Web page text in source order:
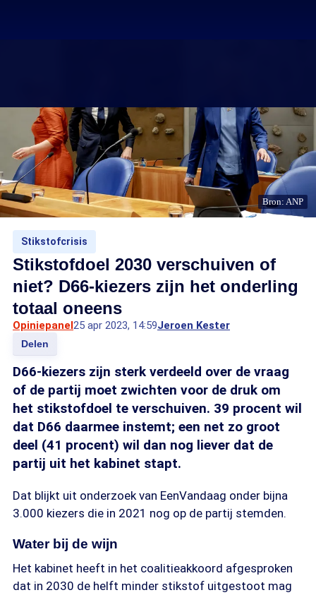
Bron: ANP
Stikstofcrisis
Stikstofdoel 2030 verschuiven of
niet? D66-kiezers zijn het onderling
totaal oneens
Opiniepanel25 apr 2023, 14:59Jeroen Kester
Delen
D66-kiezers zijn sterk verdeeld over de vraag
of de partij moet zwichten voor de druk om
het stikstofdoel te verschuiven. 39 procent wil
dat D66 daarmee instemt; een net zo groot
deel (41 procent) wil dan nog liever dat de
partij uit het kabinet stapt.
Dat blijkt uit onderzoek van EenVandaag onder bijna
3.000 kiezers die in 2021 nog op de partij stemden.
Water bij de wijn
Het kabinet heeft in het coalitieakkoord afgesproken
dat in 2030 de helft minder stikstof uitgestoot mag